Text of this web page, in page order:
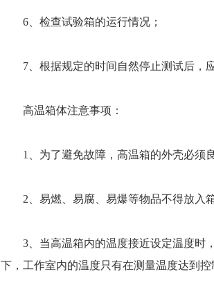
6、检查试验箱的运行情况；
7、根据规定的时间自然停止测试后，应
高温箱体注意事项：
1、为了避免故障，高温箱的外壳必须良
2、易燃、易腐、易爆等物品不得放入箱
3、当高温箱内的温度接近设定温度时，
下，工作室内的温度只有在测量温度达到